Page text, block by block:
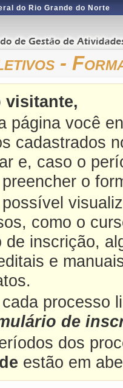
do Rio Grande do Norte
-
visitante,
página você
cadastrados
e, caso o
o
como o
de inscrição,
e
processo
de
dos
estão em